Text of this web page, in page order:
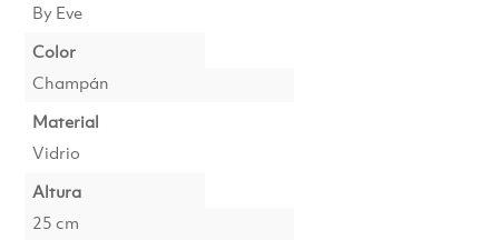
By Eve
Color
Champán
Material
Vidrio
Altura
25 cm